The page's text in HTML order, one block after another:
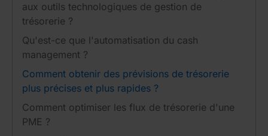
aux outils technologiques de gestion de
trésorerie ?
Qu'est-ce que l'automatisation du cash
management ?
Comment obtenir des prévisions de trésorerie
plus précises et plus rapides ?
Comment optimiser les flux de trésorerie d'une
PME ?